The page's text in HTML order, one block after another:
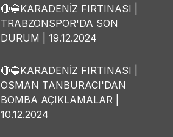
🔴🔵KARADENİZ FIRTINASI |
TRABZONSPOR'DA SON
DURUM | 19.12.2024
🔴🔵KARADENİZ FIRTINASI |
OSMAN TANBURACI'DAN
BOMBA AÇIKLAMALAR |
10.12.2024